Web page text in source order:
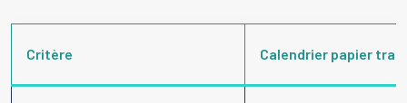
Critère Calendrier papier